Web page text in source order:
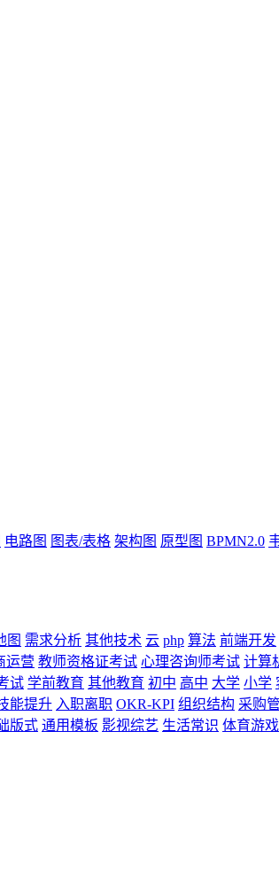
电路图 图表/表格 架构图 原型图 BPMN2.0
图 需求分析 其他技术 云 php 算法 前端开发
运营 教师资格证考试 心理咨询师考试 计算
试 学前教育 其他教育 初中 高中 大学 小学
能提升 入职离职 OKR-KPI 组织结构 采购
版式 通用模板 影视综艺 生活常识 体育游戏